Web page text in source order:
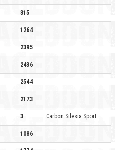
315
1264
2395
2436
2544
2173
3 Carbon Silesia Sport
1086